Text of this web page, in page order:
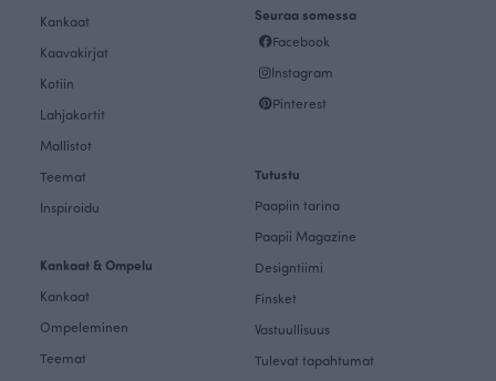
Kankaat
Kaavakirjat
Kotiin
Lahjakortit
Mallistot
Teemat
Inspiroidu
Kankaat & Ompelu
Kankaat
Ompeleminen
Teemat
Seuraa somessa
Facebook
Instagram
Pinterest
Tutustu
Paapiin tarina
Paapii Magazine
Designtiimi
Finsket
Vastuullisuus
Tulevat tapahtumat